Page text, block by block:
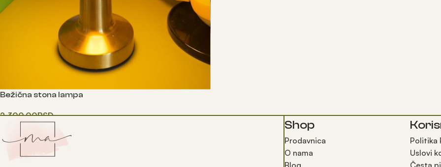
Bežična stona lampa
2,300.00RSD
Shop
Prodavnica
O nama
Blog
Politika
Uslovi
Česta